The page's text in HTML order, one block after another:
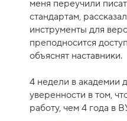
к
а
к
у
р
а
-
8
меня переучили
стандартам,
инструменты для
преподносится
объяснят наставники.
4 недели в академии
уверенности в том,
работу, чем 4 года в